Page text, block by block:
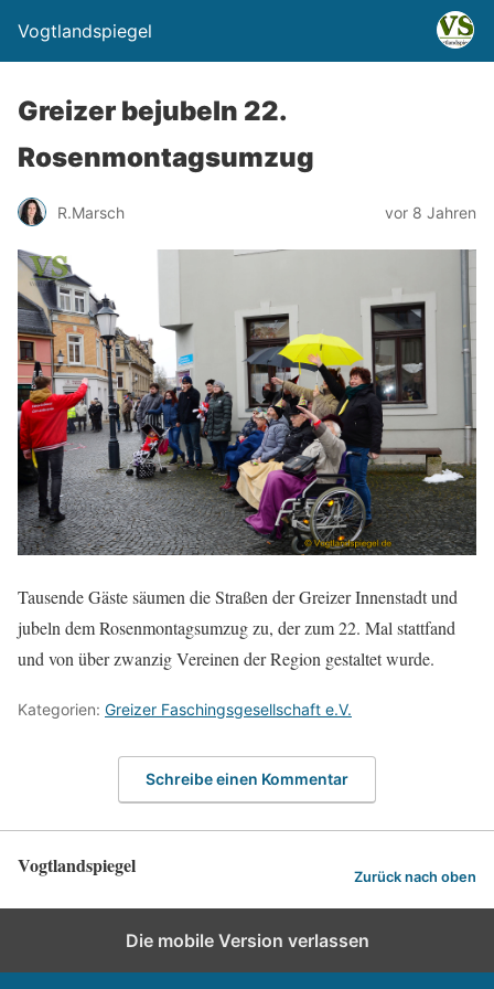
Vogtlandspiegel
Greizer bejubeln 22.
Rosenmontagsumzug
R.Marsch vor 8 Jahren
Tausende Gäste säumen die Straßen der Greizer Innenstadt und
jubeln dem Rosenmontagsumzug zu, der zum 22. Mal stattfand
und von über zwanzig Vereinen der Region gestaltet wurde.
Kategorien: Greizer Faschingsgesellschaft e.V.
Schreibe einen Kommentar
Vogtlandspiegel Zurück nach oben
Die mobile Version verlassen